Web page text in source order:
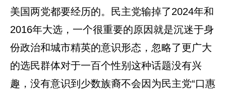
美国两党都要经历的。民主党输掉了2024年和
2016年大选，一个很重要的原因就是沉迷于身
份政治和城市精英的意识形态，忽略了更广大
的选民群体对于一百个性别这种话题没有兴
趣，没有意识到少数族裔不会因为民主党“口惠